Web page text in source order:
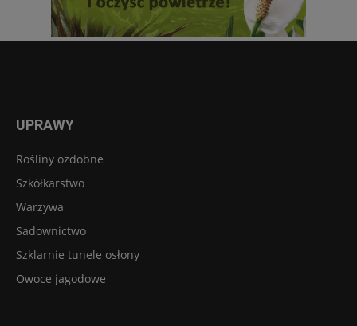
UPRAWY
Rośliny ozdobne
Szkółkarstwo
Warzywa
Sadownictwo
Szklarnie tunele osłony
Owoce jagodowe